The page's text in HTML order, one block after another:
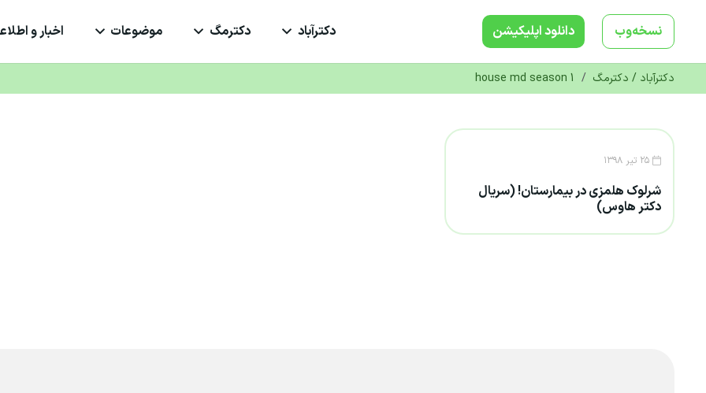
نسخه‌وب دانلود‌ اپلیکیشن دکترآباد دکترمگ موضوعات اخبار و
دکترآباد / دکترمگ /
house md season 1
۲۵ تیر ۱۳۹۸
شرلوک هلمزی در بیمارستان! (سریال
دکتر هاوس)